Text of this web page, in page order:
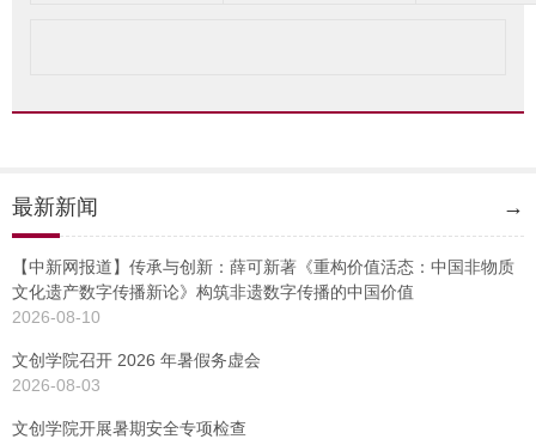
最新新闻 →
【中新网报道】传承与创新：薛可新著《重构价值活态：中国非物质
文化遗产数字传播新论》构筑非遗数字传播的中国价值
2026-08-10
文创学院召开 2026 年暑假务虚会
2026-08-03
文创学院开展暑期安全专项检查